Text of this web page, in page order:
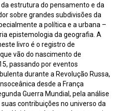
estrutura do pensamento e da
sobre grandes subdivisões da
a política e a urbana –
epistemologia da geografia. A
livro é o registro de
vão do nascimento de
passando por eventos
durante a Revolução Russa,
desde a França
Guerra Mundial, pela análise
contribuições no universo da